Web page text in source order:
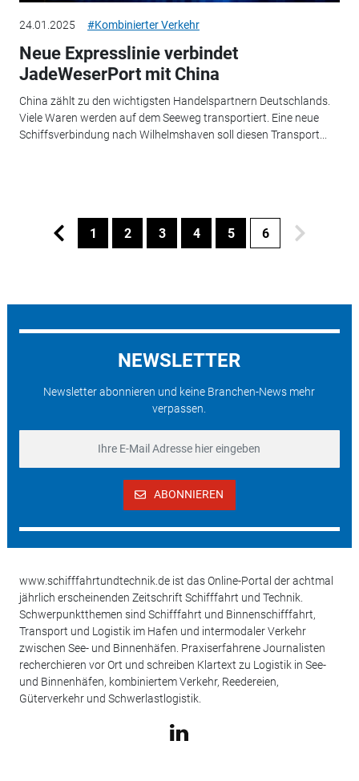
24.01.2025 #Kombinierter Verkehr
Neue Expresslinie verbindet
JadeWeserPort mit China
China zählt zu den wichtigsten Handelspartnern Deutschlands.
Viele Waren werden auf dem Seeweg transportiert. Eine neue
Schiffsverbindung nach Wilhelmshaven soll diesen Transport...
1 2 3 4 5 6
NEWSLETTER
Newsletter abonnieren und keine Branchen-News mehr
verpassen.
ABONNIEREN
www.schifffahrtundtechnik.de ist das Online-Portal der achtmal
jährlich erscheinenden Zeitschrift Schifffahrt und Technik.
Schwerpunktthemen sind Schifffahrt und Binnenschifffahrt,
Transport und Logistik im Hafen und intermodaler Verkehr
zwischen See- und Binnenhäfen. Praxiserfahrene Journalisten
recherchieren vor Ort und schreiben Klartext zu Logistik in See-
und Binnenhäfen, kombiniertem Verkehr, Reedereien,
Güterverkehr und Schwerlastlogistik.